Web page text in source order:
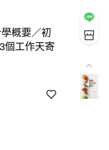
概要／初
個工作天寄